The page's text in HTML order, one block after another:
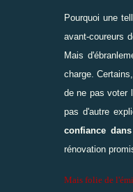
Pourquoi une
avant-coureurs
Mais
charge.
de ne pas voter
pas d'autre
confiance
rénovation
Mais folie de